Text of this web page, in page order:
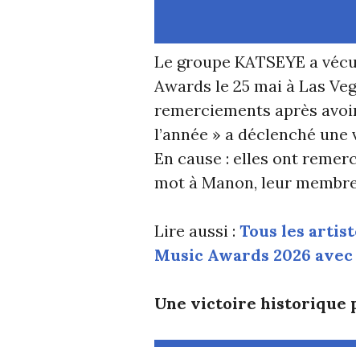
Le groupe KATSEYE a
Awards le 25 mai à Las
remerciements après
l’année » a déclenché
En cause : elles ont
mot à Manon, leur
Lire aussi : Tous les
Music Awards 2026
Une victoire historique